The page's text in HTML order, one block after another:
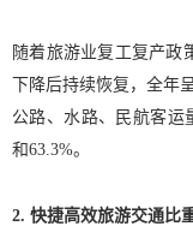
随着旅游业复工复产政
下降后持续恢复，全年
公路、水路、民航客运
和63.3%。
2. 快捷高效旅游交通比